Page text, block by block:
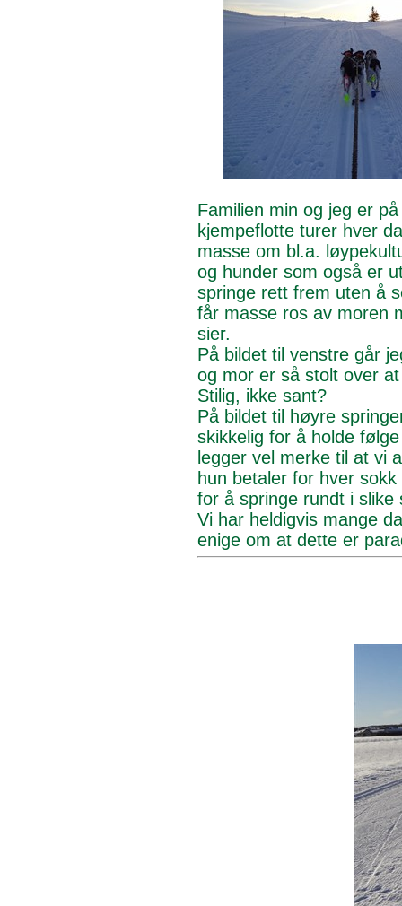
Familien min og jeg er
kjempeflotte turer hver
masse om bl.a.
og hunder som også er
springe rett frem uten å
får masse ros av moren
sier.
På bildet til venstre går
og mor er så stolt over
Stilig, ikke sant?
På bildet til høyre
skikkelig for å holde
legger vel merke til at vi
hun betaler for hver
for å springe rundt i slike
Vi har heldigvis mange
enige om at dette er